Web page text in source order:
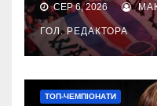
СЕР 6, 2026
ГОЛ. РЕДАКТОРА
ТОП-ЧЕМПІОНАТИ